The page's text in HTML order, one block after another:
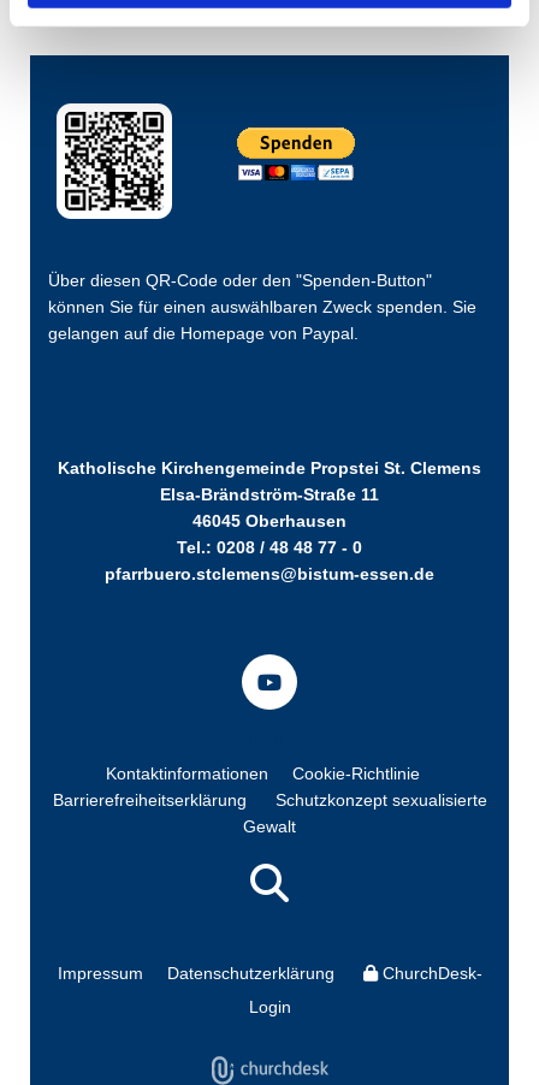
Über diesen QR-Code oder den "Spenden-Button"
können Sie für einen auswählbaren Zweck spenden. Sie
gelangen auf die Homepage von Paypal.
Katholische Kirchengemeinde Propstei St. Clemens
Elsa-Brändström-Straße 11
46045 Oberhausen
Tel.: 0208 / 48 48 77 - 0
pfarrbuero.stclemens@bistum-essen.de
Kontaktinformationen
Cookie-Richtlinie
Barrierefreiheitserklärung
Schutzkonzept sexualisierte
Gewalt
Impressum Datenschutzerklärung
ChurchDesk-
Login